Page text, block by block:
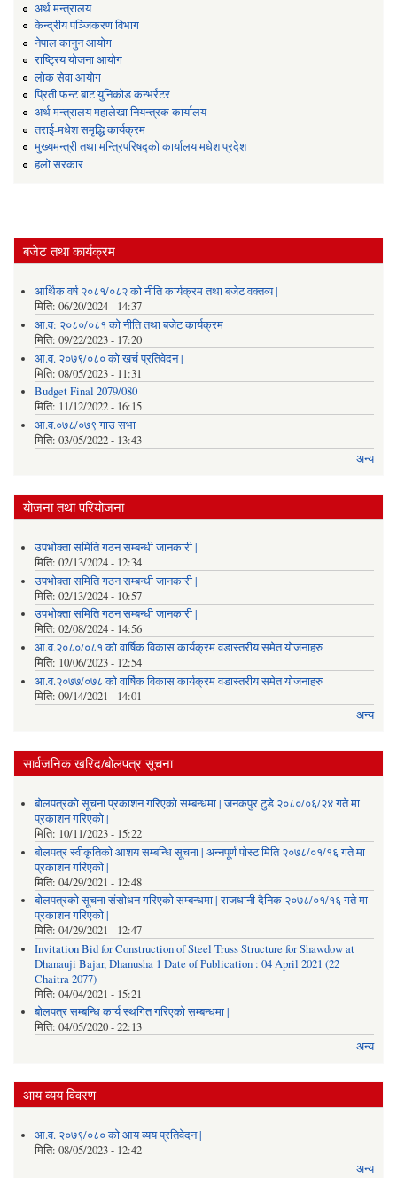
अर्थ मन्त्रालय
केन्द्रीय पञ्जिकरण विभाग
नेपाल कानुन आयोग
राष्ट्रिय योजना आयोग
लोक सेवा आयोग
प्रिती फन्ट बाट युनिकोड कन्भर्रटर
अर्थ मन्त्रालय महालेखा नियन्त्रक कार्यालय
तराई-मधेश समृद्धि कार्यक्रम
मुख्यमन्त्री तथा मन्त्रिपरिषद्को कार्यालय मधेश प्रदेश
हलो सरकार
बजेट तथा कार्यक्रम
आर्थिक वर्ष २०८१/०८२ को नीति कार्यक्रम तथा बजेट वक्तव्य |
मिति: 06/20/2024 - 14:37
आ.व: २०८०/०८१ को नीति तथा बजेट कार्यक्रम
मिति: 09/22/2023 - 17:20
आ.व. २०७९/०८० को खर्च प्रतिवेदन |
मिति: 08/05/2023 - 11:31
Budget Final 2079/080
मिति: 11/12/2022 - 16:15
आ.व.०७८/०७९ गाउ सभा
मिति: 03/05/2022 - 13:43
अन्य
योजना तथा परियोजना
उपभोक्ता समिति गठन सम्बन्धी जानकारी |
मिति: 02/13/2024 - 12:34
उपभोक्ता समिति गठन सम्बन्धी जानकारी |
मिति: 02/13/2024 - 10:57
उपभोक्ता समिति गठन सम्बन्धी जानकारी |
मिति: 02/08/2024 - 14:56
आ.व.२०८०/०८१ को वार्षिक विकास कार्यक्रम वडास्तरीय समेत योजनाहरु
मिति: 10/06/2023 - 12:54
आ.व.२०७७/०७८ को वार्षिक विकास कार्यक्रम वडास्तरीय समेत योजनाहरु
मिति: 09/14/2021 - 14:01
अन्य
सार्वजनिक खरिद/बोलपत्र सूचना
बोलपत्रको सूचना प्रकाशन गरिएको सम्बन्धमा | जनकपुर टुडे २०८०/०६/२४ गते मा
प्रकाशन गरिएको |
मिति: 10/11/2023 - 15:22
बोलपत्र स्वीकृतिको आशय सम्बन्धि सूचना | अन्नपूर्ण पोस्ट मिति २०७८/०१/१६ गते मा
प्रकाशन गरिएको |
मिति: 04/29/2021 - 12:48
बोलपत्रको सूचना संसोधन गरिएको सम्बन्धमा | राजधानी दैनिक २०७८/०१/१६ गते मा
प्रकाशन गरिएको |
मिति: 04/29/2021 - 12:47
Invitation Bid for Construction of Steel Truss Structure for Shawdow at
Dhanauji Bajar, Dhanusha 1 Date of Publication : 04 April 2021 (22
Chaitra 2077)
मिति: 04/04/2021 - 15:21
बोलपत्र सम्बन्धि कार्य स्थगित गरिएको सम्बन्धमा |
मिति: 04/05/2020 - 22:13
अन्य
आय व्यय विवरण
आ.व. २०७९/०८० को आय व्यय प्रतिवेदन |
मिति: 08/05/2023 - 12:42
अन्य